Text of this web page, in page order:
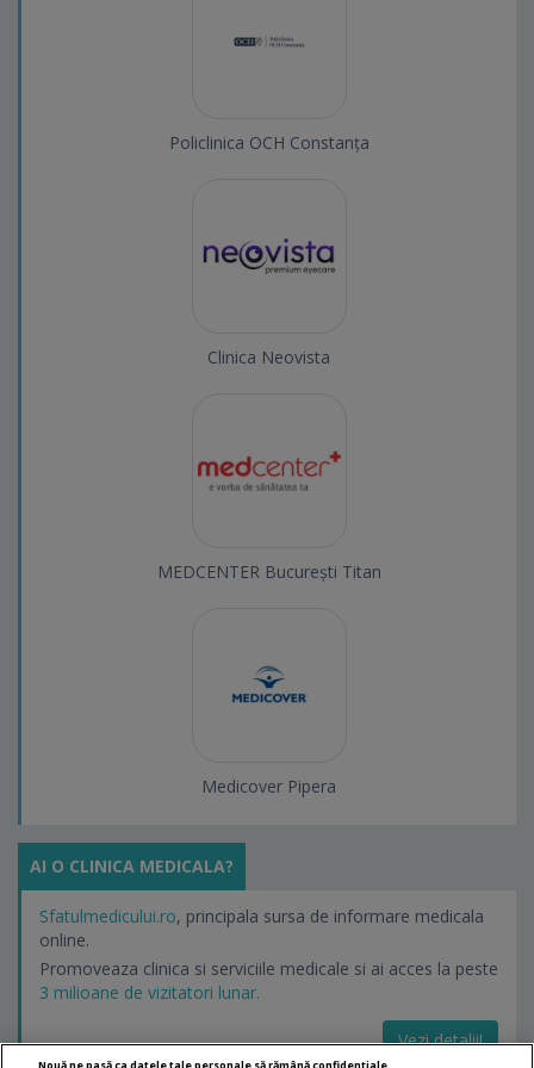
Policlinica OCH Constanța
Clinica Neovista
MEDCENTER București Titan
Medicover Pipera
AI O CLINICA MEDICALA?
Sfatulmedicului.ro, principala sursa de informare medicala
online.
Promoveaza clinica si serviciile medicale si ai acces la peste
3 milioane de vizitatori lunar.
Vezi detalii!
Nouă ne pasă ca datele tale personale să rămână confidențiale